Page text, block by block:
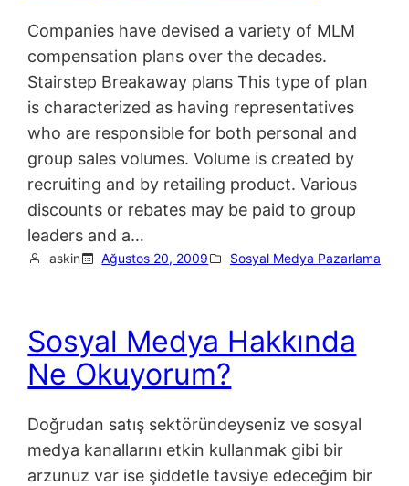
Companies have devised a variety of MLM
compensation plans over the decades.
Stairstep Breakaway plans This type of plan
is characterized as having representatives
who are responsible for both personal and
group sales volumes. Volume is created by
recruiting and by retailing product. Various
discounts or rebates may be paid to group
leaders and a…
askin Ağustos 20, 2009 Sosyal Medya Pazarlama
Sosyal Medya Hakkında
Ne Okuyorum?
Doğrudan satış sektöründeyseniz ve sosyal
medya kanallarını etkin kullanmak gibi bir
arzunuz var ise şiddetle tavsiye edeceğim bir